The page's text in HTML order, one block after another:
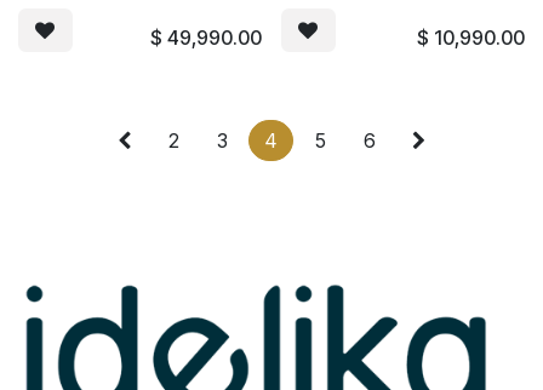
$ 49,990.00 $ 10,990.00
2 3 4 5 6